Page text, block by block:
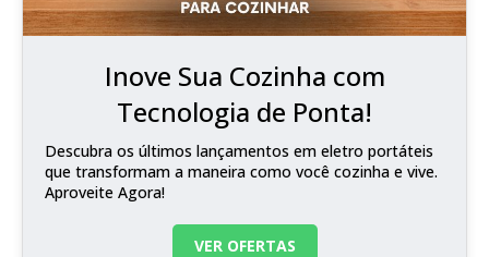
Inove Sua Cozinha com
Tecnologia de Ponta!
Descubra os últimos lançamentos em eletro portáteis
que transformam a maneira como você cozinha e vive.
Aproveite Agora!
VER OFERTAS